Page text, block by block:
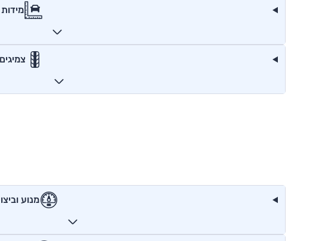
מידות
צמיגים
מנוע